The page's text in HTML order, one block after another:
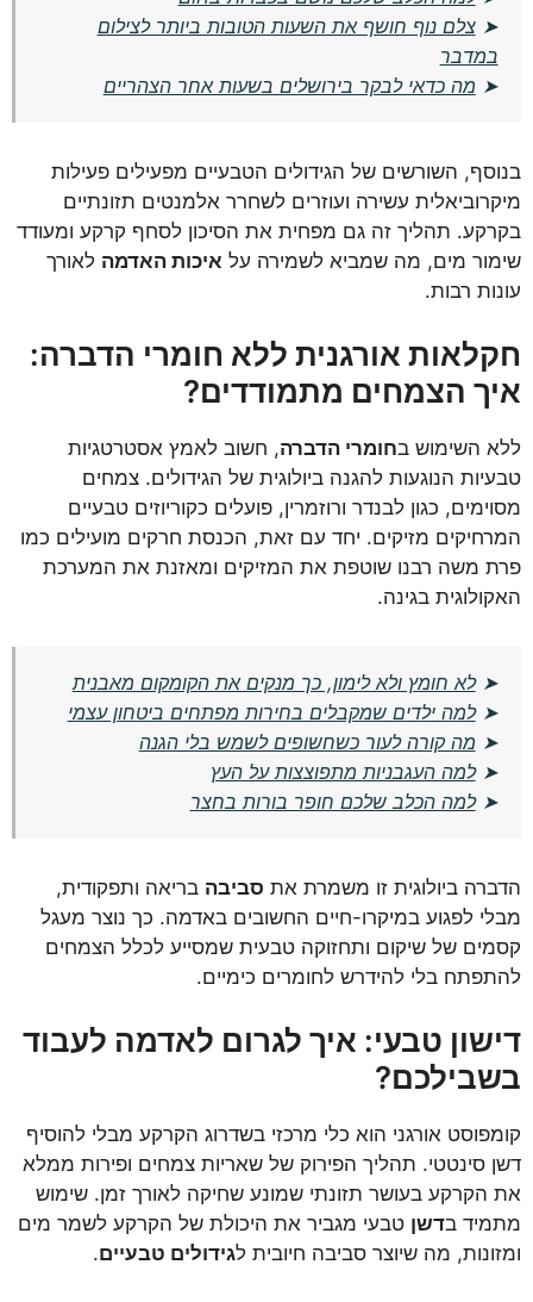
➤צלם נוף חושף את השעות הטובות ביותר לצילום
במדבר
➤ מה כדאי לבקר בירושלים בשעות אחר הצהריים
בנוסף, השורשים של הגידולים הטבעיים מפעילים פעילות
מיקרוביאלית עשירה ועוזרים לשחרר אלמנטים תזונתיים
בקרקע. תהליך זה גם מפחית את הסיכון לסחף קרקע ומעודד
שימור מים, מה שמביא לשמירה על איכות האדמה לאורך
עונות רבות.
חקלאות אורגנית ללא חומרי הדברה:
איך הצמחים מתמודדים?
ללא השימוש בחומרי הדברה, חשוב לאמץ אסטרטגיות
טבעיות הנוגעות להגנה ביולוגית של הגידולים. צמחים
מסוימים, כגון לבנדר ורוזמרין, פועלים כקוריוזים טבעיים
המרחיקים מזיקים. יחד עם זאת, הכנסת חרקים מועילים כמו
פרת משה רבנו שוטפת את המזיקים ומאזנת את המערכת
האקולוגית בגינה.
➤לא חומץ ולא לימון, כך מנקים את הקומקום מאבנית
➤למה ילדים שמקבלים בחירות מפתחים ביטחון עצמי
➤ מה קורה לעור כשחשופים לשמש בלי הגנה
➤למה העגבניות מתפוצצות על העץ
➤למה הכלב שלכם חופר בורות בחצר
הדברה ביולוגית זו משמרת את סביבה בריאה ותפקודית,
מבלי לפגוע במיקרו-חיים החשובים באדמה. כך נוצר מעגל
קסמים של שיקום ותחזוקה טבעית שמסייע לכלל הצמחים
להתפתח בלי להידרש לחומרים כימיים.
דישון טבעי: איך לגרום לאדמה לעבוד
בשבילכם?
קומפוסט אורגני הוא כלי מרכזי בשדרוג הקרקע מבלי להוסיף
דשן סינטטי. תהליך הפירוק של שאריות צמחים ופירות ממלא
את הקרקע בעושר תזונתי שמונע שחיקה לאורך זמן. שימוש
מתמיד בדשן טבעי מגביר את היכולת של הקרקע לשמר מים
ומזונות, מה שיוצר סביבה חיובית לגידולים טבעיים.